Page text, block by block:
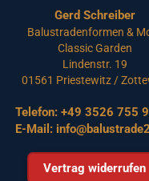
Gerd Schreiber
Balustradenformen &
Classic Garden
Lindenstr. 19
01561 Priestewitz /
Telefon: +49 3526 755
E-Mail:
Vertrag widerrufen